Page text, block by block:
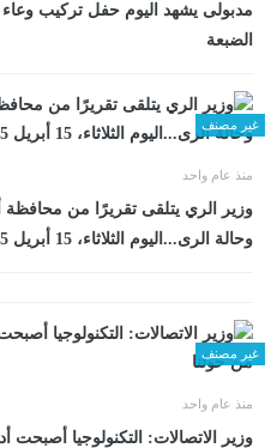
مدبولى يشهد اليوم حفل تركيب
الضبعة
غير مصنف
منذ عام واحد
وزير الري يتلقى تقريرًا من
وحالة الرى...اليوم الثلاثاء، 15 أبريل 2025 09:42 صـ منذ 37 دقيقة
غير مصنف
منذ عام واحد
وزير الاتصالات: التكنولوجيا أصبحت